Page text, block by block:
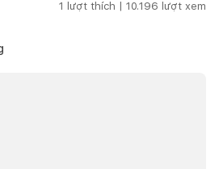
1 lượt thích | 10.196 lượt xem